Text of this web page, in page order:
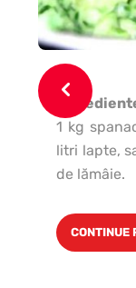
1 kg
litri lapte,
de lămâie.
CONTINUE